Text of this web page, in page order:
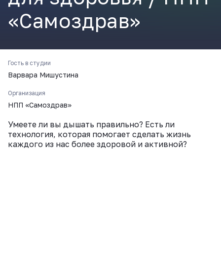
«Самоздрав»
Гость в студии
Варвара Мишустина
Организация
НПП «Самоздрав»
Умеете ли вы дышать правильно? Есть ли
технология, которая помогает сделать жизнь
каждого из нас более здоровой и активной?
Телеграм